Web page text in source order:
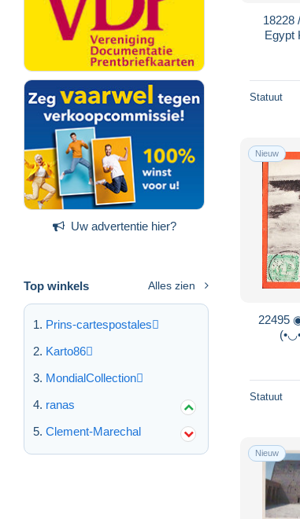
Uw advertentie hier?
Top winkels Alles zien
Prins-cartespostales
Karto86
MondialCollection
ranas
Clement-Marechal
18228 / Island PHILAE Assuan Asswan
Egypt
Statuut
Nieuw
22495
Statuut
Nieuw